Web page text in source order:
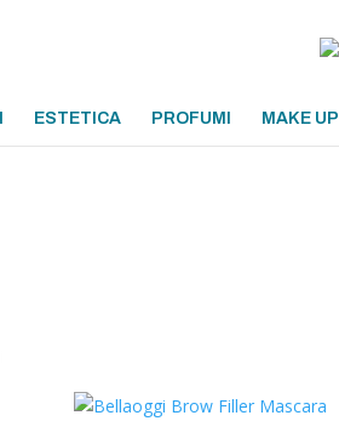
ESTETICA PROFUMI MAKE UP